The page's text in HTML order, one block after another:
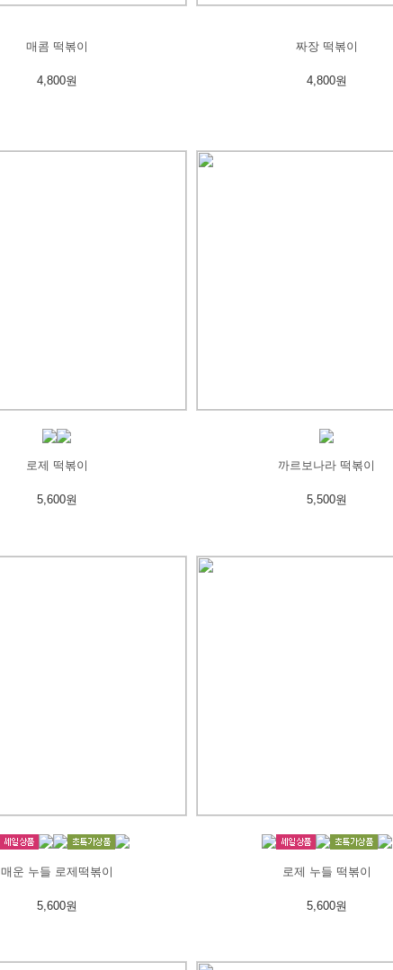
매콤 떡볶이
4,800원
짜장 떡볶이
4,800원
로제 떡볶이
5,600원
까르보나라 떡볶이
5,500원
매운 누들 로제떡볶이
5,600원
로제 누들 떡볶이
5,600원